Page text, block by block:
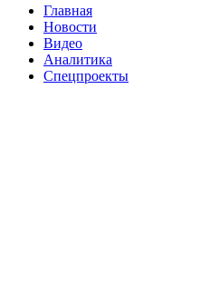
Главная
Новости
Видео
Аналитика
Спецпроекты